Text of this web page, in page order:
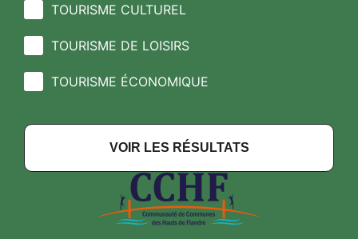
TOURISME CULTUREL
TOURISME DE LOISIRS
TOURISME ÉCONOMIQUE